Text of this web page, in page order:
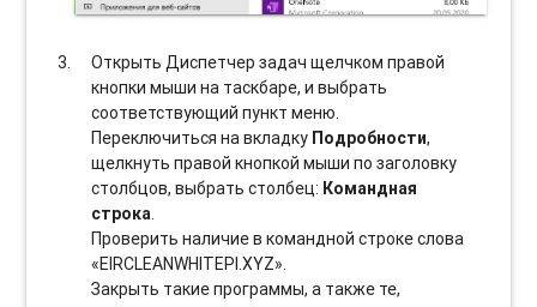
Открыть Диспетчер задач щелчком правой
кнопки мыши на таскбаре, и выбрать
соотвeтствующий пункт меню.
Переключиться на вкладку Подробности,
щелкнуть правой кнопкой мыши по заголовку
столбцов, выбрать столбец: Командная
строка.
Проверить наличие в командной строке слова
«EIRCLEANWHITEPI.XYZ».
Закрыть такие программы, а также те,